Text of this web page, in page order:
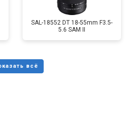
SAL-18552 DT 18-55mm F3.5-
5.6 SAM II